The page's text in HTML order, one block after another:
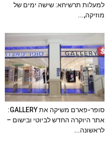
למעלות תרשיחא: שישה ימים של
מוזיקה,...
סופר-פארם משיקה את GALLERY:
אתר היוקרה החדש לביוטי ובישום –
לראשונה...